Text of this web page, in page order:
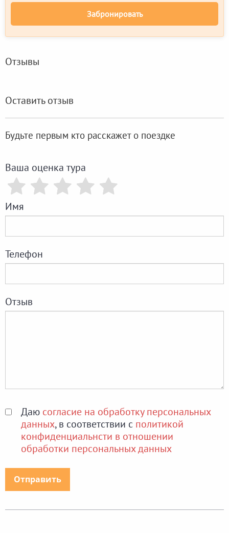
Забронировать
Отзывы
Оставить отзыв
Будьте первым кто расскажет о поездке
Ваша оценка тура
Имя
Телефон
Отзыв
Даю согласие на обработку персональных
данных, в соответствии с политикой
конфиденциальнсти в отношении
обработки персональных данных